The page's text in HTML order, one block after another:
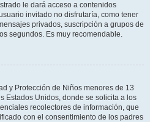
le dará acceso a contenidos
invitado no disfrutaría, como tener
privados, suscripción a grupos de
segundos. Es muy recomendable.
y Protección de Niños menores de 13
Estados Unidos, donde se solicita a los
recolectores de información, que
con el consentimiento de los padres